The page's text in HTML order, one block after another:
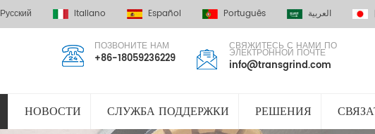
Русский Italiano Español Português العربية
ПОЗВОНИТЕ НАМ
+86-18059236229
СВЯЖИТЕСЬ С НАМИ ПО
ЭЛЕКТРОННОЙ ПОЧТЕ
info@transgrind.com
НОВОСТИ СЛУЖБА ПОДДЕРЖКИ РЕШЕНИЯ